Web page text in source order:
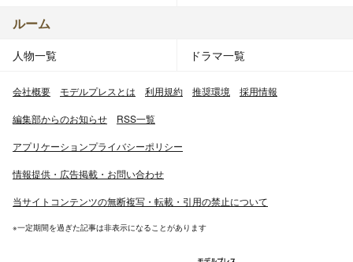
ルーム
人物一覧 ドラマ一覧
会社概要 モデルプレスとは 利用規約 推奨環境 採用情報
編集部からのお知らせ RSS一覧
アプリケーションプライバシーポリシー
情報提供・広告掲載・お問い合わせ
当サイトコンテンツの無断複写・転載・引用の禁止について
※一定期間を過ぎた記事は非表示になることがあります